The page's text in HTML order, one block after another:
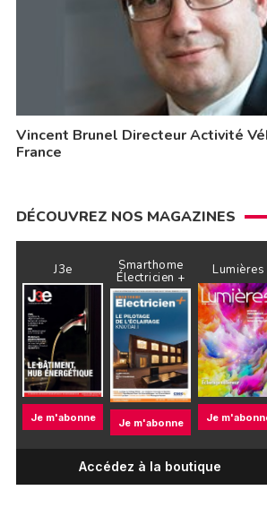
Vincent Brunel Directeur Activité
France
DÉCOUVREZ NOS MAGAZINES
J3e
Je m'abonne
Smarthome
Électricien +
Je m'abonne
Lumières
Je
Accédez à la boutique